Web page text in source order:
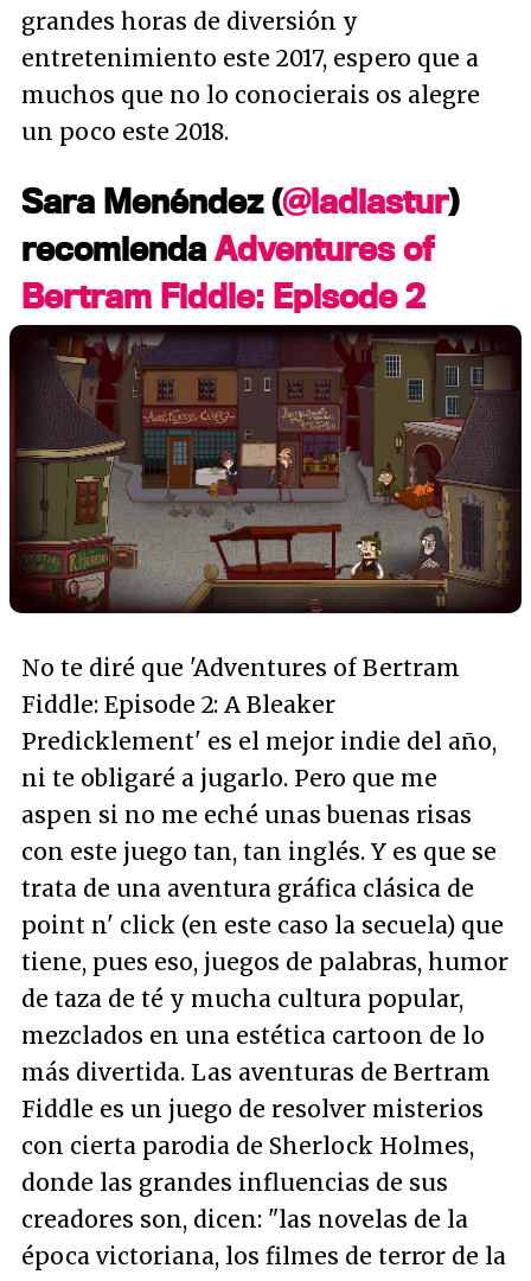
grandes horas de diversión y
entretenimiento este 2017, espero que a
muchos que no lo conocierais os alegre
un poco este 2018.
Sara Menéndez (@ladiastur)
recomienda Adventures of
Bertram Fiddle: Episode 2
No te diré que 'Adventures of Bertram
Fiddle: Episode 2: A Bleaker
Predicklement' es el mejor indie del año,
ni te obligaré a jugarlo. Pero que me
aspen si no me eché unas buenas risas
con este juego tan, tan inglés. Y es que se
trata de una aventura gráfica clásica de
point n' click (en este caso la secuela) que
tiene, pues eso, juegos de palabras, humor
de taza de té y mucha cultura popular,
mezclados en una estética cartoon de lo
más divertida. Las aventuras de Bertram
Fiddle es un juego de resolver misterios
con cierta parodia de Sherlock Holmes,
donde las grandes influencias de sus
creadores son, dicen: "las novelas de la
época victoriana, los filmes de terror de la